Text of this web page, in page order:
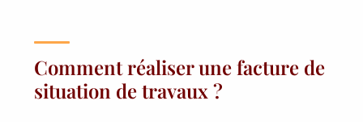
Comment réaliser une facture de
situation de travaux ?